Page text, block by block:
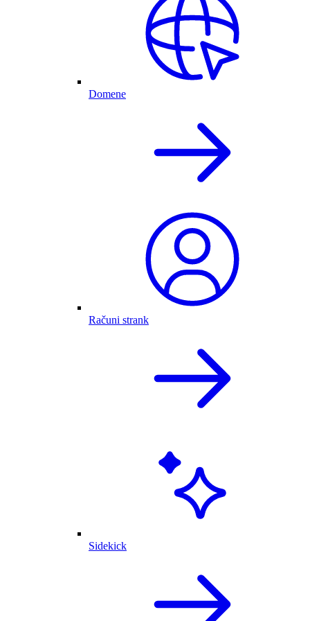
Domene
Računi strank
Sidekick